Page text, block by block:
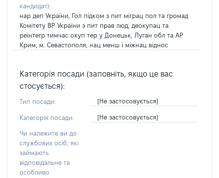
кандидат):
нар деп України, Гол підком з пит міграц пол та громад
Комітету ВР України з пит прав люд, деокупац та
реінтегр тимчас окуп тер у Донецьк, Луган обл та АР
Крим, м. Севастополя, нац менш і міжнац віднос
Категорія посади (заповніть, якщо це вас
стосується):
Тип посади: [Не застосовується]
Категорія посади: [Не застосовується]
Чи належите ви до
службових осіб, які
займають
відповідальне та
особливо